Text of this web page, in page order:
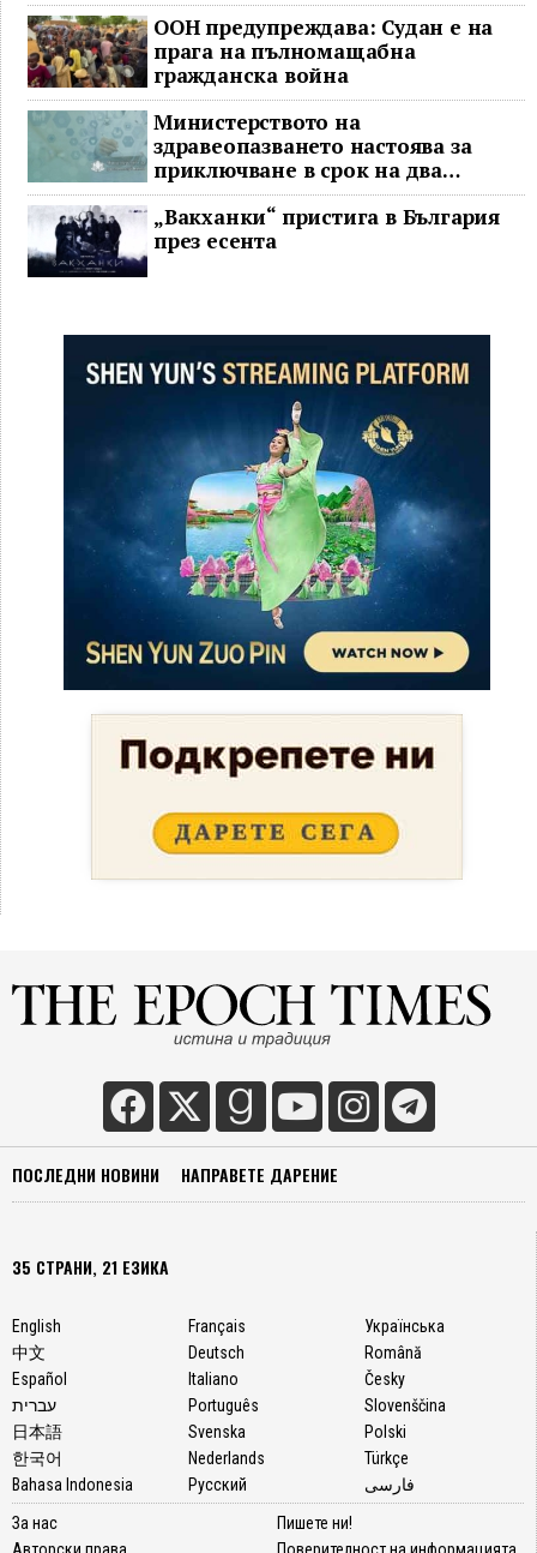
ООН предупреждава: Судан е на
прага на пълномащабна
гражданска война
Министерството на
здравеопазването настоява за
приключване в срок на два
ключови строителни проекта
„Вакханки“ пристига в България
през есента
ПОСЛЕДНИ НОВИНИ НАПРАВЕТЕ ДАРЕНИЕ
35 СТРАНИ, 21 ЕЗИКА
English
中文
Español
עברית
日本語
한국어
Bahasa Indonesia
Français
Deutsch
Italiano
Português
Svenska
Nederlands
Русский
Українська
Română
Česky
Slovenščina
Polski
Türkçe
فارسی
За нас
Пишете ни!